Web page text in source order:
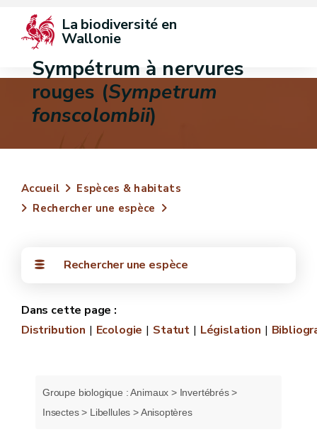
La biodiversité en
Wallonie
Sympétrum à nervures
rouges (Sympetrum
fonscolombii)
Accueil
Espèces & habitats
Rechercher une espèce
Rechercher une espèce
Distribution Ecologie Statut Législation
Groupe biologique : Animaux > Invertébrés >
Insectes > Libellules > Anisoptères